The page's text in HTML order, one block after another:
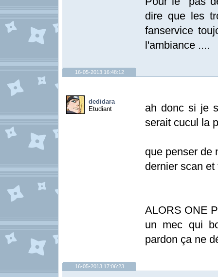
dire que les
fanservice
l'ambiance ....
16-05-2013 16:48:12
dedidara
Etudiant
ah donc si je
serait cucul la
que penser de
dernier scan
ALORS ONE
un mec qui
pardon ça ne
16-05-2013 17:06:23